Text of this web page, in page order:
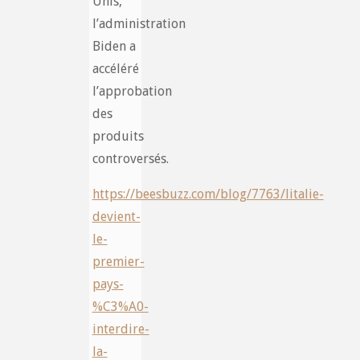
l’administration
Biden a
accéléré
l’approbation
des
produits
controversés.
https://beesbuzz.com/blog/7763/litalie-
devient-
le-
premier-
pays-
%C3%A0-
interdire-
la-